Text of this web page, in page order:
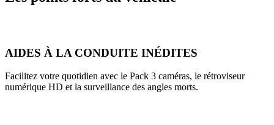
AIDES À LA CONDUITE INÉDITES
Facilitez votre quotidien avec le Pack 3 caméras, le rétroviseur
numérique HD et la surveillance des angles morts.